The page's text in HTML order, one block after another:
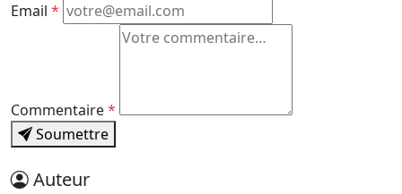
Email *
Commentaire*
Soumettre
Auteur